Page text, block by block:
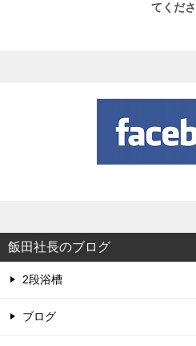
てくだ
飯田社長のブログ
2段浴槽
ブログ